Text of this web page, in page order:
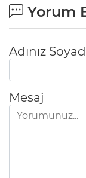
Yorum
Adınız
Mesaj